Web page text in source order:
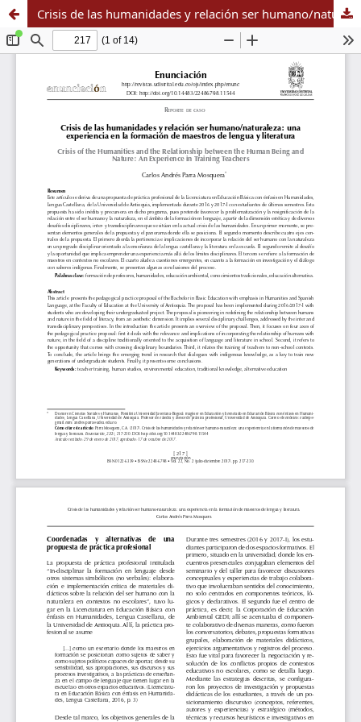
Crisis de las humanidades y relación ser humano/naturaleza: una experiencia en la formación de maestros de lengua y literatura